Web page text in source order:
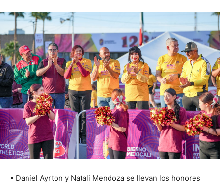
• Daniel Ayrton y Natali Mendoza se llevan los honores